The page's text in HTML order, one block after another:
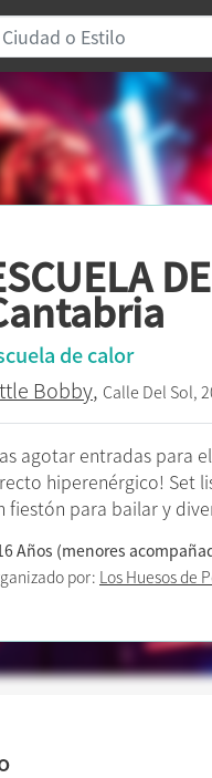
de calor
Bobby, Calle Del Sol,
agotar entradas para
hiperenérgico! Set
fiestón para bailar y
Años (menores
por: Los Huesos de